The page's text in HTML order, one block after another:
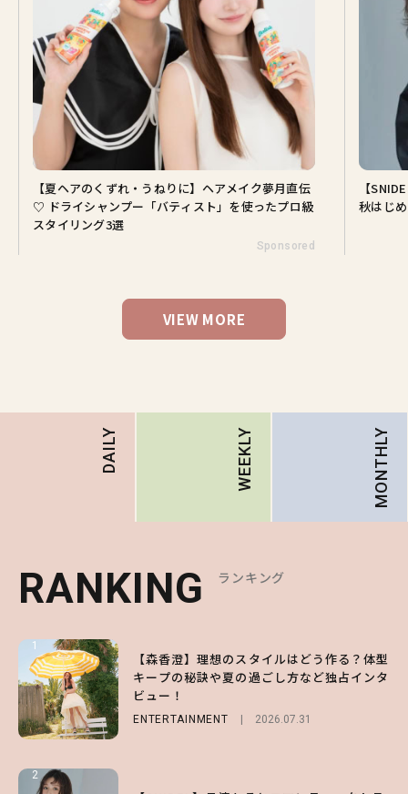
【夏ヘアのくずれ・うねりに】ヘアメイク夢月直伝
♡ ドライシャンプー「バティスト」を使ったプロ級
スタイリング3選
Sponsored
【
秋はじ
VIEW MORE
DAILY WEEKLY MONTHLY
RANKING ランキング
1
【森香澄】理想のスタイルはどう作る？体型
キープの秘訣や夏の過ごし方など独占インタ
ビュー！
ENTERTAINMENT 2026.07.31
2
RANKING ランキング
1
【ハローキティ】がスシローと初コラボ♡
第1弾の気になるメニュー＆限定グッズを総
チェック！
LIFESTYLE 2026.07.31
2
RANKING ランキング
1
【SNIDEL】長濱ねるとロマンティックトラ
ッドな秋はじめ｜2026秋の新作コーデ4選
2
【付録】総柄ハローキティが可愛すぎ♡ 紀